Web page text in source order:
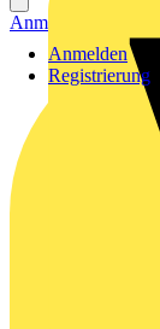
Anmelden
Registrierung
Anmelden